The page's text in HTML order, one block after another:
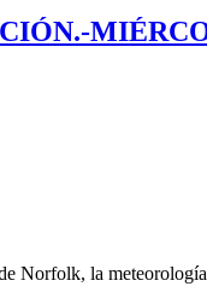
de Elcano" zarpó el
PRO-
EL
provincia de Guipúzcoa,
Norfolk, la